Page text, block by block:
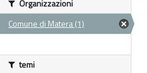
Organizzazioni
Comune di Matera (1)
temi